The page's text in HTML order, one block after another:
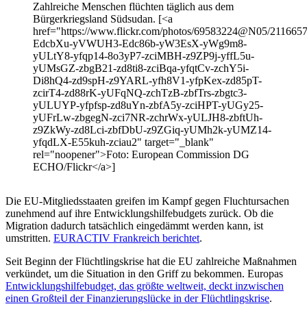
Zahlreiche Menschen flüchten täglich aus dem
Bürgerkriegsland Südsudan. [<a
href="https://www.flickr.com/photos/69583224@N05/
EdcbXu-yVWUH3-Edc86b-yW3EsX-yWg9m8-
yULtY8-yfqp14-8o3yP7-zciMBH-z9ZP9j-yffL5u-
yUMsGZ-zbgB21-zd8ti8-zciBqa-yfqtCv-zchY5i-
Di8hQ4-zd9spH-z9YARL-yfh8V1-yfpKex-zd85pT-
zcirT4-zd88rK-yUFqNQ-zchTzB-zbfTrs-zbgtc3-
yULUYP-yfpfsp-zd8uYn-zbfA5y-zciHPT-yUGy25-
yUFrLw-zbgegN-zci7NR-zchrWx-yULJH8-zbftUh-
z9ZkWy-zd8Lci-zbfDbU-z9ZGiq-yUMh2k-yUMZ14-
yfqdLX-E55kuh-zciau2" target="_blank"
rel="noopener">Foto: European Commission DG
ECHO/Flickr</a>]
Die EU-Mitgliedsstaaten greifen im Kampf gegen Fluchtursachen
zunehmend auf ihre Entwicklungshilfebudgets zurück. Ob die
Migration dadurch tatsächlich eingedämmt werden kann, ist
umstritten. EURACTIV Frankreich berichtet.
Seit Beginn der Flüchtlingskrise hat die EU zahlreiche Maßnahmen
verkündet, um die Situation in den Griff zu bekommen. Europas
Entwicklungshilfebudget, das größte weltweit, deckt inzwischen
einen Großteil der Finanzierungslücke in der Flüchtlingskrise.